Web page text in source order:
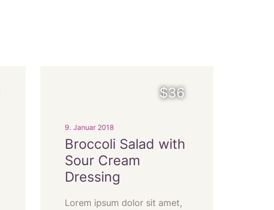
$36
9. Januar 2018
Broccoli Salad with
Sour Cream
Dressing
Lorem ipsum dolor sit amet,